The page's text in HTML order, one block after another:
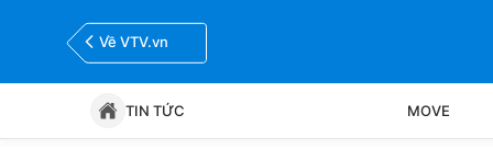
Về VTV.vn
TIN TỨC MOVE